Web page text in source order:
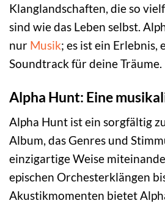
Klanglandschaften, die so
sind wie das Leben selbst.
nur Musik; es ist ein Erlebnis,
Soundtrack für deine Träume.
Alpha Hunt: Eine
Alpha Hunt ist ein sorgfältig
Album, das Genres und
einzigartige Weise
epischen Orchesterklängen
Akustikmomenten bietet